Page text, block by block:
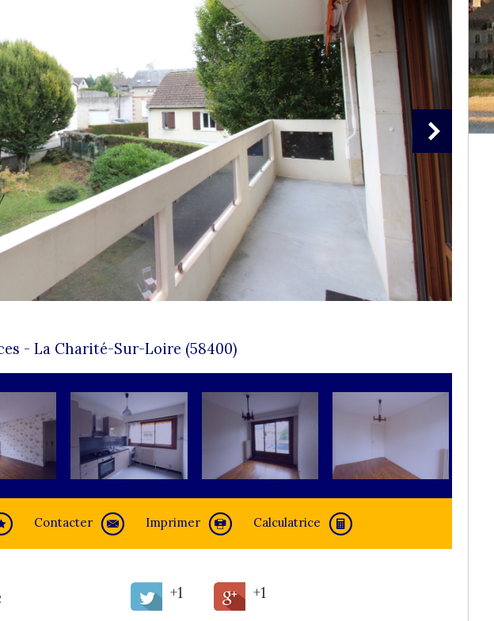
- La Charité-Sur-Loire (58400)
Contacter Imprimer Calculatrice
+1 +1